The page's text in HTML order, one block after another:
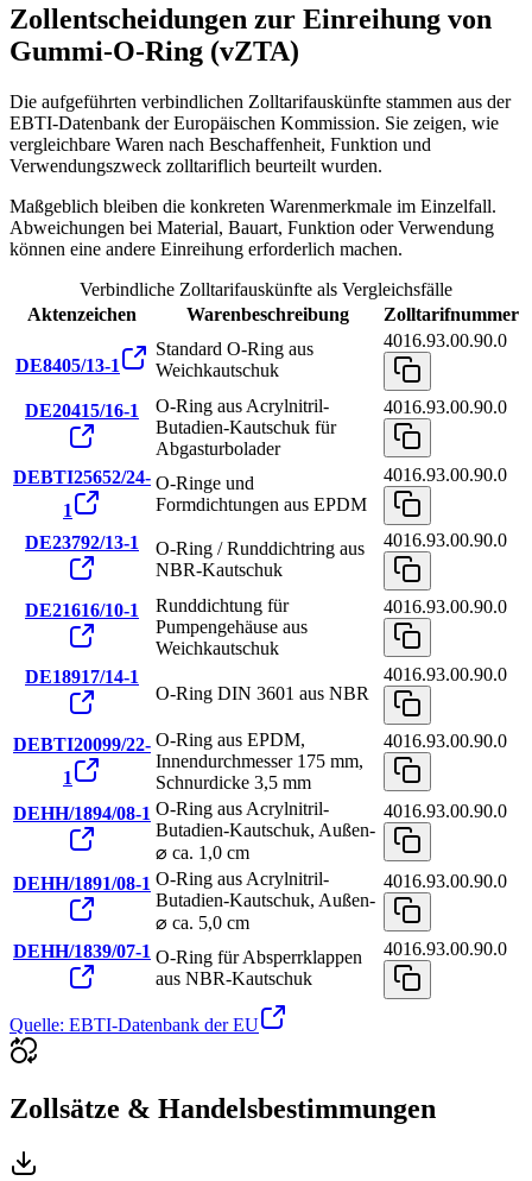
Zollentscheidungen zur Einreihung von
Gummi-O-Ring (vZTA)
Die aufgeführten verbindlichen Zolltarifauskünfte stammen aus der
EBTI-Datenbank der Europäischen Kommission. Sie zeigen, wie
vergleichbare Waren nach Beschaffenheit, Funktion und
Verwendungszweck zolltariflich beurteilt wurden.
Maßgeblich bleiben die konkreten Warenmerkmale im Einzelfall.
Abweichungen bei Material, Bauart, Funktion oder Verwendung
können eine andere Einreihung erforderlich machen.
Verbindliche Zolltarifauskünfte als Vergleichsfälle
Aktenzeichen
Warenbeschreibung Zolltarifnummer
DE8405/13-1
Standard O-Ring aus
Weichkautschuk
4016.93.00.90.0
DE20415/16-1
O-Ring aus Acrylnitril-
Butadien-Kautschuk für
Abgasturbolader
4016.93.00.90.0
DEBTI25652/24-
1
O-Ringe und
Formdichtungen aus EPDM
4016.93.00.90.0
DE23792/13-1
O-Ring / Runddichtring aus
NBR-Kautschuk
4016.93.00.90.0
DE21616/10-1
Runddichtung für
Pumpengehäuse aus
Weichkautschuk
4016.93.00.90.0
DE18917/14-1
O-Ring DIN 3601 aus NBR
4016.93.00.90.0
DEBTI20099/22-
1
O-Ring aus EPDM,
Innendurchmesser 175 mm,
Schnurdicke 3,5 mm
4016.93.00.90.0
DEHH/1894/08-1 O-Ring aus Acrylnitril-
Butadien-Kautschuk, Außen-
⌀ ca. 1,0 cm
4016.93.00.90.0
DEHH/1891/08-1 O-Ring aus Acrylnitril-
Butadien-Kautschuk, Außen-
⌀ ca. 5,0 cm
4016.93.00.90.0
DEHH/1839/07-1 O-Ring für Absperrklappen
aus NBR-Kautschuk
4016.93.00.90.0
Quelle: EBTI-Datenbank der EU
Zollsätze & Handelsbestimmungen